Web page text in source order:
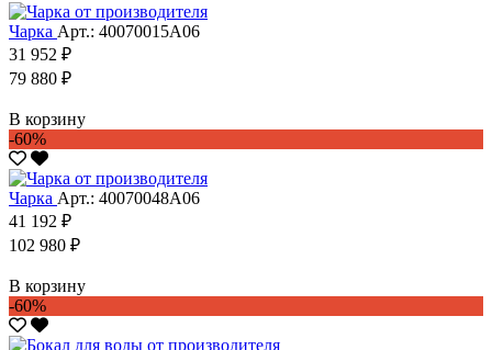
Чарка Арт.: 40070015А06
31 952 ₽
79 880 ₽
В корзину
-60%
Чарка Арт.: 40070048А06
41 192 ₽
102 980 ₽
В корзину
-60%